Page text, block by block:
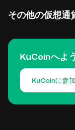
その他の仮想通
KuCoinへよ
KuCoinに参加